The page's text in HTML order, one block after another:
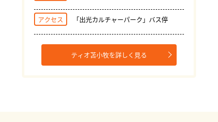
アクセス 「出光カルチャーパーク」バス停
ティオ苫小牧を詳しく見る